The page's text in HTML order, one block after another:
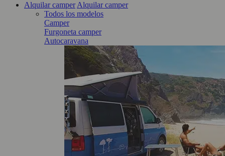
Alquilar camper Alquilar camper
Todos los modelos
Camper
Furgoneta camper
Autocaravana